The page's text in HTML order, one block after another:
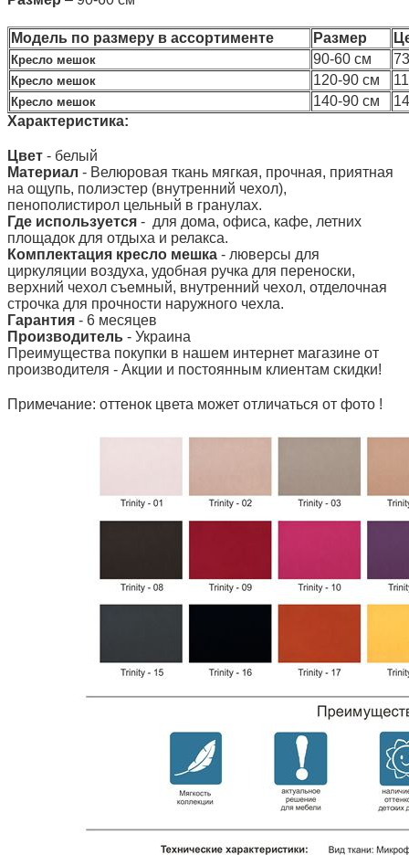
Модель по размеру в ассортименте Размер
Кресло мешок 90-60 см
Кресло мешок 120-90 см
Кресло мешок 140-90 см
Характеристика:
Цвет - белый
Материал - Велюровая ткань мягкая, прочная, приятная
на ощупь, полиэстер (внутренний чехол),
пенополистирол цельный в гранулах.
Где используется - для дома, офиса, кафе, летних
площадок для отдыха и релакса.
Комплектация кресло мешка - люверсы для
циркуляции воздуха, удобная ручка для переноски,
верхний чехол съемный, внутренний чехол, отделочная
строчка для прочности наружного чехла.
Гарантия - 6 месяцев
Производитель - Украина
Преимущества покупки в нашем интернет магазине от
производителя - Акции и постоянным клиентам скидки!
Примечание: оттенок цвета может отличаться от фото !